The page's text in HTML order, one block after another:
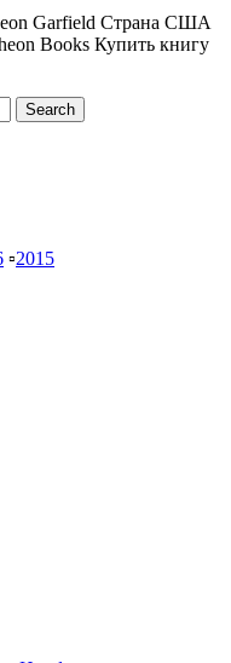
Garfield Страна США
Books Купить книгу
Search
▫2015